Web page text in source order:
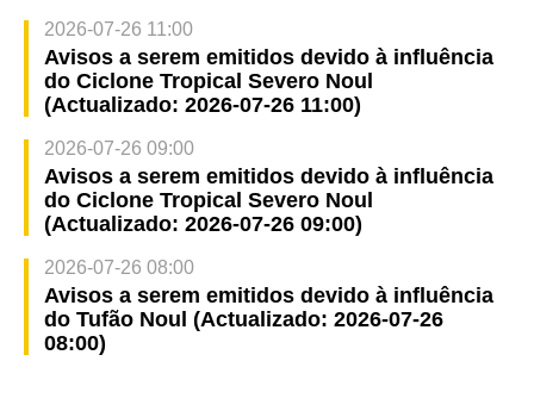
2026-07-26 11:00
Avisos a serem emitidos devido à influência
do Ciclone Tropical Severo Noul
(Actualizado: 2026-07-26 11:00)
2026-07-26 09:00
Avisos a serem emitidos devido à influência
do Ciclone Tropical Severo Noul
(Actualizado: 2026-07-26 09:00)
2026-07-26 08:00
Avisos a serem emitidos devido à influência
do Tufão Noul (Actualizado: 2026-07-26
08:00)